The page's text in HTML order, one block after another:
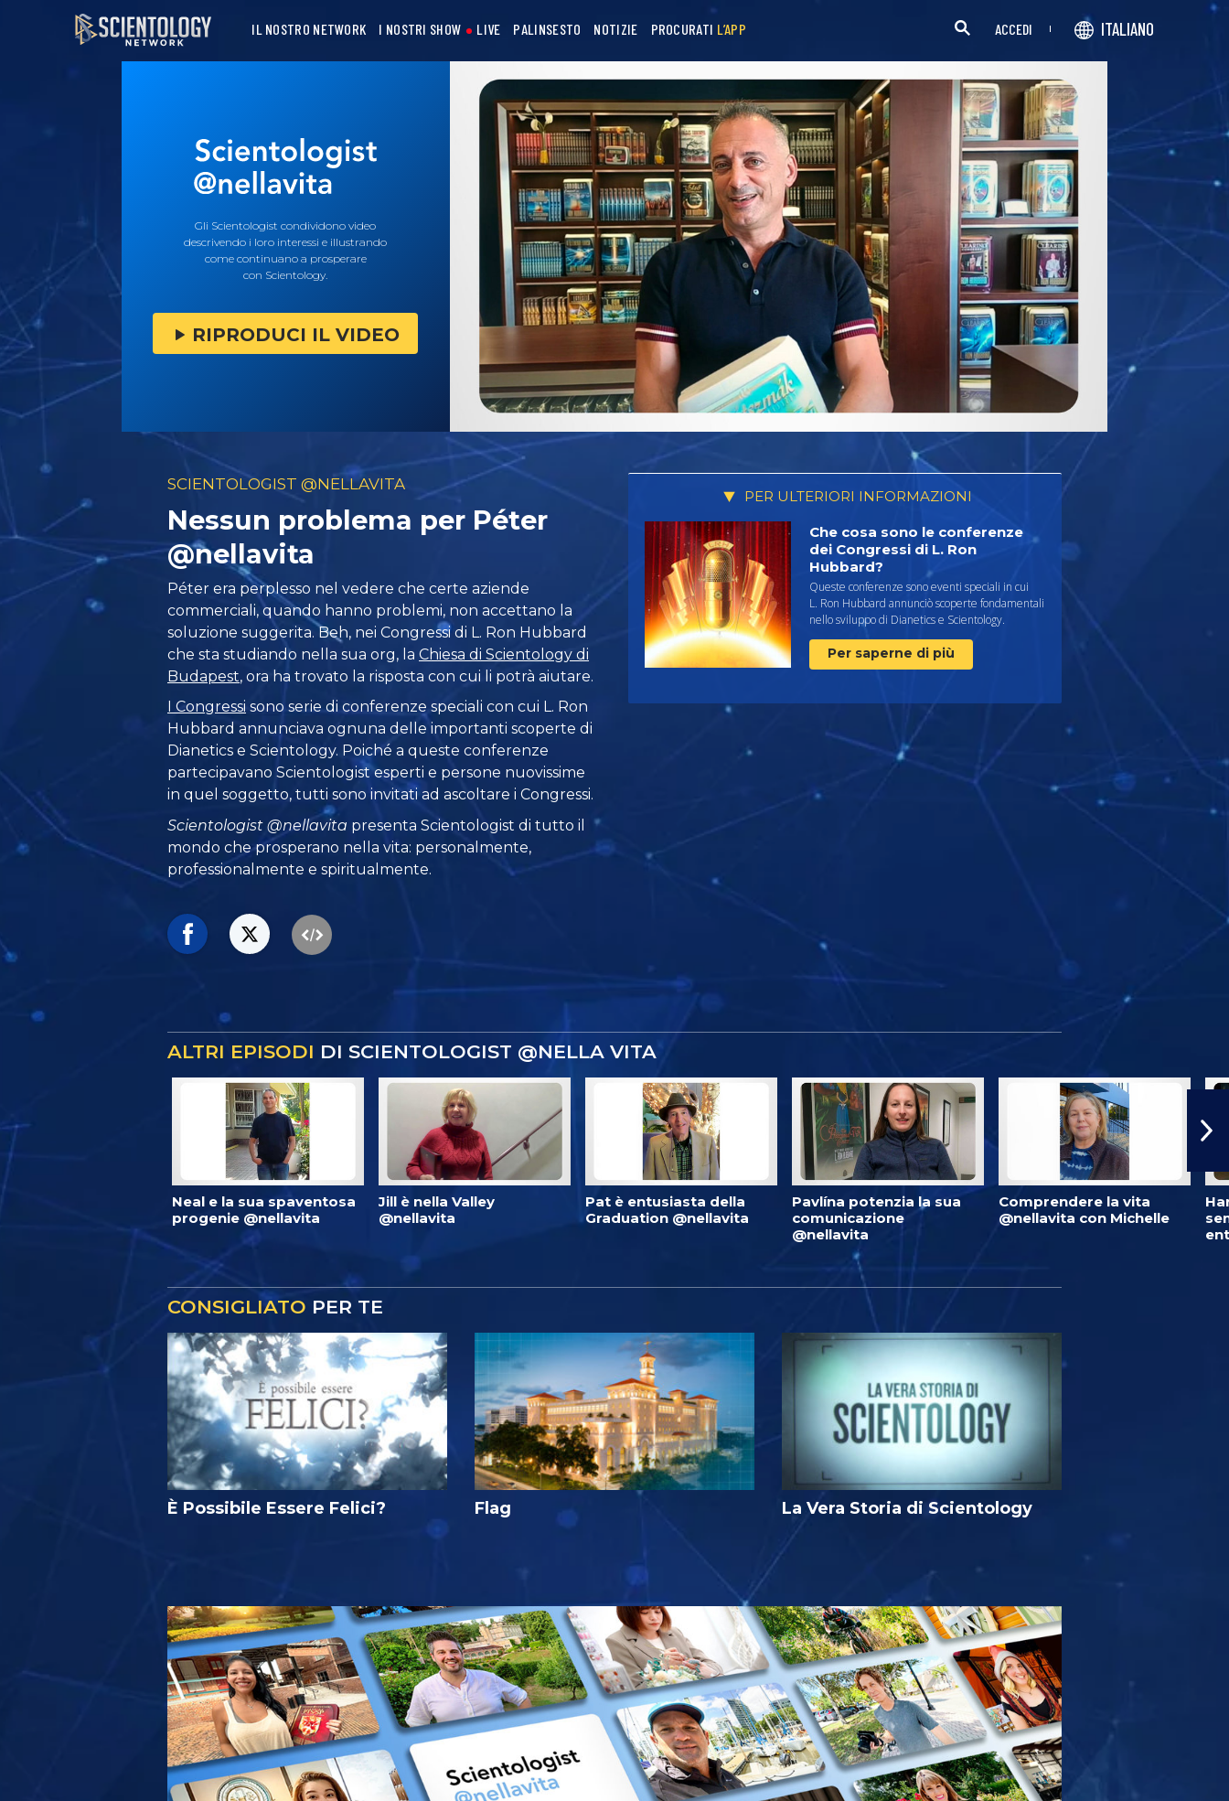
IL NOSTRO NETWORK I NOSTRI SHOW LIVE PALINSESTO NOTIZIE PROCURATI L’APP ACCEDI ITALIANO
Gli Scientologist condividono video
descrivendo i loro interessi e illustrando
come continuano a prosperare
con Scientology.
RIPRODUCI IL VIDEO
SCIENTOLOGIST @NELLAVITA
Nessun problema per Péter
@nellavita
Péter era perplesso nel vedere che certe aziende
commerciali, quando hanno problemi, non accettano la
soluzione suggerita. Beh, nei Congressi di L. Ron Hubbard
che sta studiando nella sua org, laChiesa di Scientology di
Budapest, ora ha trovato la risposta con cui li potrà aiutare.
I Congressi sono serie di conferenze speciali con cui L. Ron
Hubbard annunciava ognuna delle importanti scoperte di
Dianetics e Scientology. Poiché a queste conferenze
partecipavano Scientologist esperti e persone nuovissime
in quel soggetto, tutti sono invitati ad ascoltare i Congressi.
Scientologist @nellavita presenta Scientologist di tutto il
mondo che prosperano nella vita: personalmente,
professionalmente e spiritualmente.
PER ULTERIORI INFORMAZIONI
Che cosa sono le conferenze
dei Congressi di L. Ron
Hubbard?
Queste conferenze sono eventi speciali in cui
L. Ron Hubbard annunciò scoperte fondamentali
nello sviluppo di Dianetics e Scientology.
Per saperne di più
ALTRI EPISODI DI SCIENTOLOGIST @NELLA VITA
Neal e la sua spaventosa
progenie @nellavita
Jill è nella Valley
@nellavita
Pat è entusiasta della
Graduation @nellavita
Pavlína potenzia la sua
comunicazione
@nellavita
Comprendere la vita
@nellavita con Michelle
CONSIGLIATO PER TE
È Possibile Essere Felici? Flag La Vera Storia di Scientology